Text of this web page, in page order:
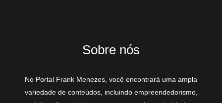
Sobre nós
No Portal Frank Menezes, você encontrará uma ampla
variedade de conteúdos, incluindo empreendedorismo,